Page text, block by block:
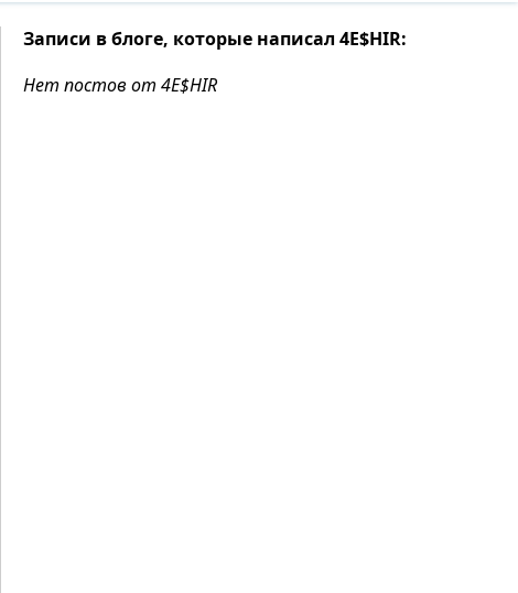
Записи в блоге, которые написал 4E$HIR:
Нет постов от 4E$HIR